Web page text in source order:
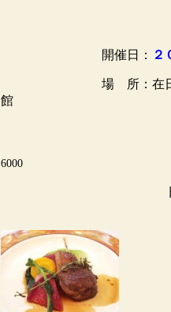
開催日：
場 所：在
館
6000
日比谷パ